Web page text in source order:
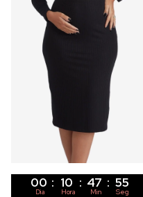
00 : 10 : 47 : 53
Dia Hora Min Seg